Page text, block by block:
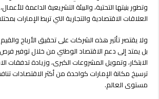
وتطور بنيتها التحتية، والبيئة التشريعية الداعمة
العلاقات الاقتصادية والتجارية التي تربط الإمارات
ولا يقتصر تأثير هذه الشركات على تحقيق الأرباح
بل يمتد إلى دعم الاقتصاد الوطني من خلال توفير
الابتكار، وتمويل المشروعات الكبرى، وزيادة تدفقات
ترسيخ مكانة الإمارات كواحدة من أكثر الاقتصادات
مستوى العالم.